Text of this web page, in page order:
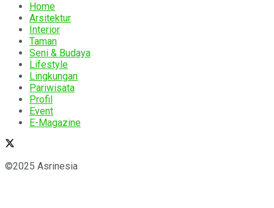
Home
Arsitektur
Interior
Taman
Seni & Budaya
Lifestyle
Lingkungan
Pariwisata
Profil
Event
E-Magazine
©2025 Asrinesia